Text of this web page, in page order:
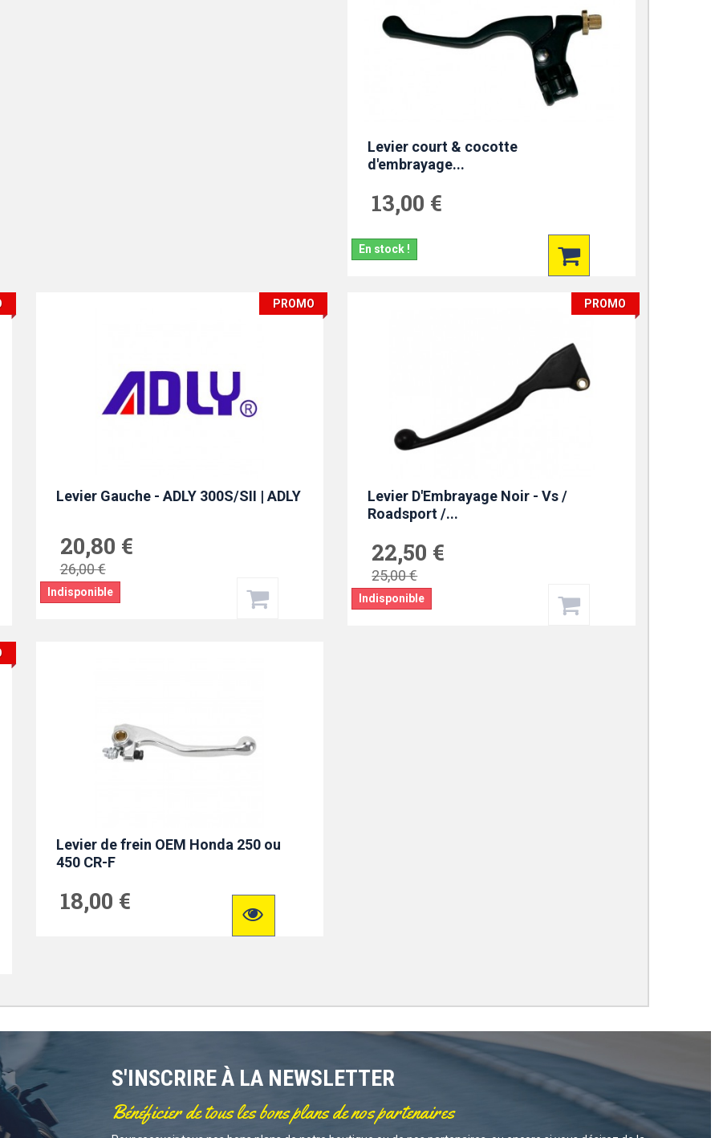
Levier court & cocotte
d'embrayage...
13,00 €
En stock !
PROMO
Levier Gauche - ADLY 300S/SII | ADLY
20,80 €
26,00 €
Indisponible
PROMO
Levier D'Embrayage Noir - Vs /
Roadsport /...
22,50 €
25,00 €
Indisponible
Levier de frein OEM Honda 250 ou
450 CR-F
18,00 €
S'INSCRIRE À LA NEWSLETTER
Bénéficier de tous les bons plans de nos partenaires